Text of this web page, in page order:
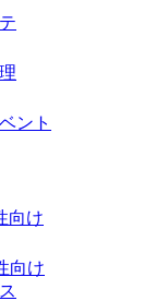
ント
向け
向け